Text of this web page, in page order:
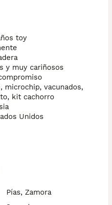
toy
y muy cariñosos
microchip, vacunados,
kit cachorro
Unidos
Pías, Zamora